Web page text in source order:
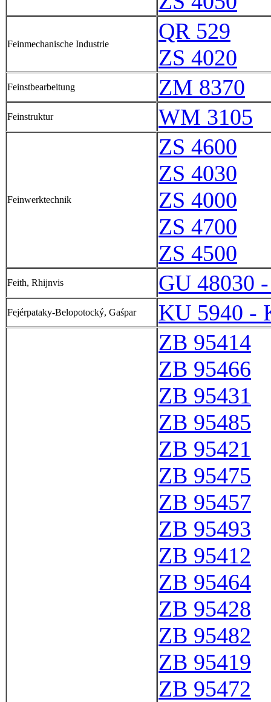
Feinmechanische Industrie
QR 529
ZS 4020
Feinstbearbeitung ZM 8370
Feinstruktur WM 3105
Feinwerktechnik
ZS 4600
ZS 4030
ZS 4000
ZS 4700
ZS 4500
Feith, Rhijnvis GU 48030
Fejérpataky-Belopotocký, Gaśpar KU 5940 -
ZB 95414
ZB 95466
ZB 95431
ZB 95485
ZB 95421
ZB 95475
ZB 95457
ZB 95493
ZB 95412
ZB 95464
ZB 95428
ZB 95482
ZB 95419
ZB 95472